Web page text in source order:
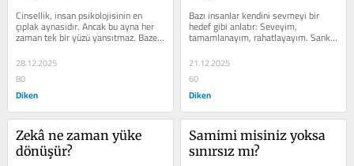
Cinsellik, insan psikolojisinin en
çıplak aynasıdır. Ancak bu ayna her
zaman tek bir yüzü yansıtmaz. Bazen
görüntü çoğalır; bedenler üst...
28.12.2025
80
Diken
Bazı insanlar kendini sevmeyi bir
hedef gibi anlatır: Seveyim,
tamamlanayım, rahatlayayım. Sanki
içsel bir kapıdan geçilecek ve hayat
nihayet...
21.12.2025
60
Diken
Zekâ ne zaman yüke
dönüşür?
Samimi misiniz yoksa
sınırsız mı?